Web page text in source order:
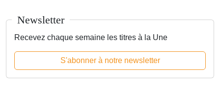
Newsletter
Recevez chaque semaine les titres à la Une
S'abonner à notre newsletter